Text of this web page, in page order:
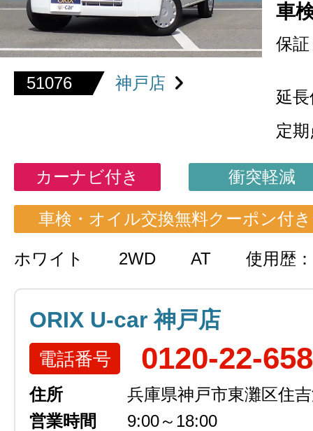
51076 神戸店
車
保証
延
定
カーナビ付き 衝突軽減
車検・オイル交換無料クーポン付き
ホワイト 2WD AT 使用歴
ORIX U-car 神戸店
電話番号 0120-22-
住所
兵庫県神戸市東灘区住
営業時間
9:00～18:00